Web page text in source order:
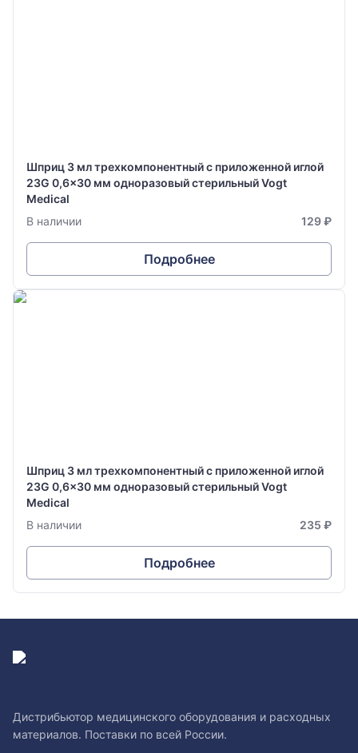
Шприц 3 мл трехкомпонентный с приложенной иглой
23G 0,6x30 мм одноразовый стерильный Vogt
Medical
В наличии
129 ₽
Подробнее
Шприц 3 мл трехкомпонентный с приложенной иглой
23G 0,6x30 мм одноразовый стерильный Vogt
Medical
В наличии
235 ₽
Подробнее
Дистрибьютор медицинского оборудования и расходных
материалов. Поставки по всей России.